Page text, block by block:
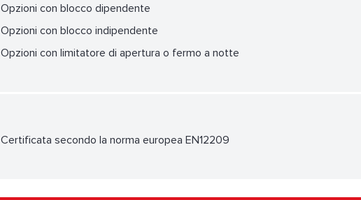
Opzioni con blocco dipendente
Opzioni con blocco indipendente
Opzioni con limitatore di apertura o fermo a notte
Certificata secondo la norma europea EN12209